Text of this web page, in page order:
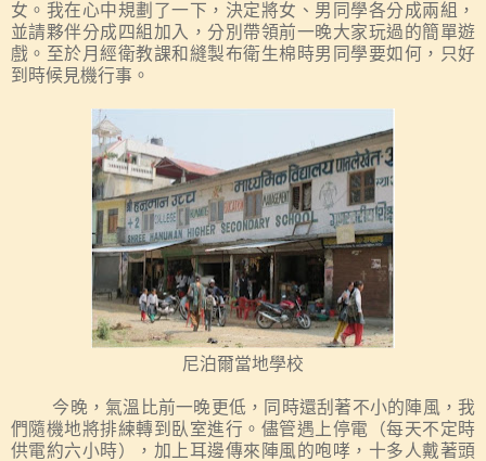
女 。 我在心中規劃了一下，決定將女、男同學各分成兩組，
並請夥伴分成四組加入，分別帶領前一晚大家玩過的簡單遊
戲。至於月經衛教課和縫製布衛生棉時男同學要如何，只好
到時候見機行事。
尼泊爾當地學校
今晚，氣溫比前一晚更低， 同時還刮著不小的陣風，我
們隨機地將排練轉到臥室進行。儘管遇上停電（每天不定時
供電約六小時），加上耳邊傳來陣風的咆哮，十多人戴著頭